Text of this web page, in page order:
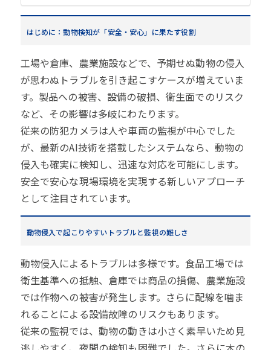
はじめに：動物検知が「安全・安心」に果たす役割
工場や倉庫、農業施設などで、予期せぬ動物の侵入
が思わぬトラブルを引き起こすケースが増えていま
す。製品への被害、設備の破損、衛生面でのリスク
など、その影響は多岐にわたります。
従来の防犯カメラは人や車両の監視が中心でした
が、最新のAI技術を搭載したシステムなら、動物の
侵入も確実に検知し、迅速な対応を可能にします。
安全で安心な現場環境を実現する新しいアプローチ
として注目されています。
動物侵入で起こりやすいトラブルと監視の難しさ
動物侵入によるトラブルは多様です。食品工場では
衛生基準への抵触、倉庫では商品の損傷、農業施設
では作物への被害が発生します。さらに配線を噛ま
れることによる設備故障のリスクもあります。
従来の監視では、動物の動きは小さく素早いため見